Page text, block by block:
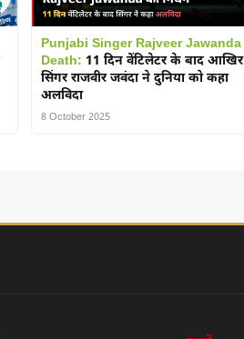
Punjabi Singer Rajveer Jawanda
Death: 11 दिन वेंटिलेटर के बाद आखिर
सिंगर राजवीर जवंदा ने दुनिया को कहा
अलविदा
8 October 2025